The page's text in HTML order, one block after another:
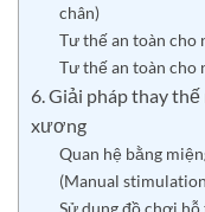
chân)
Tư thế an toàn cho
Tư thế an toàn cho
6. Giải pháp thay
xương
Quan hệ bằng
(Manual
Sử dụng đồ chơi